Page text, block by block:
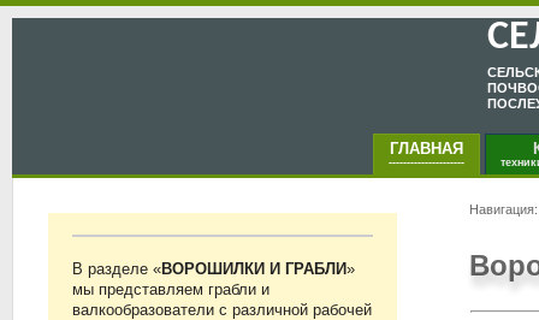
ГЛАВНАЯ
---------------------
В разделе «ВОРОШИЛКИ И ГРАБЛИ»
мы представляем грабли и
валкообразователи с различной рабочей